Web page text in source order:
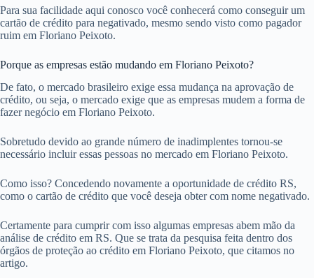
Para sua facilidade aqui conosco você conhecerá como conseguir um
cartão de crédito para negativado, mesmo sendo visto como pagador
ruim em Floriano Peixoto.
Porque as empresas estão mudando em Floriano Peixoto?
De fato, o mercado brasileiro exige essa mudança na aprovação de
crédito, ou seja, o mercado exige que as empresas mudem a forma de
fazer negócio em Floriano Peixoto.
Sobretudo devido ao grande número de inadimplentes tornou-se
necessário incluir essas pessoas no mercado em Floriano Peixoto.
Como isso? Concedendo novamente a oportunidade de crédito RS,
como o cartão de crédito que você deseja obter com nome negativado.
Certamente para cumprir com isso algumas empresas abem mão da
análise de crédito em RS. Que se trata da pesquisa feita dentro dos
órgãos de proteção ao crédito em Floriano Peixoto, que citamos no
artigo.